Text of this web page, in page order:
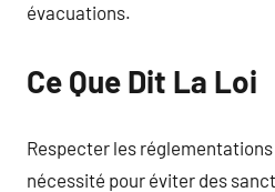
évacuations.
Ce Que Dit La Loi
Respecter les
nécessité pour éviter des